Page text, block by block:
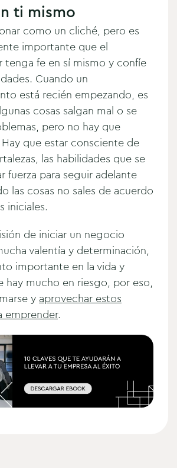
ti mismo
como un cliché, pero es
importante que el
tenga fe en sí mismo y confíe
Cuando un
está recién empezando, es
cosas salgan mal o se
pero no hay que
que estar consciente de
las habilidades que se
fuerza para seguir adelante
las cosas no sales de acuerdo
iniciales.
de iniciar un negocio
valentía y determinación,
importante en la vida y
hay mucho en riesgo, por eso,
y aprovechar estos
emprender.